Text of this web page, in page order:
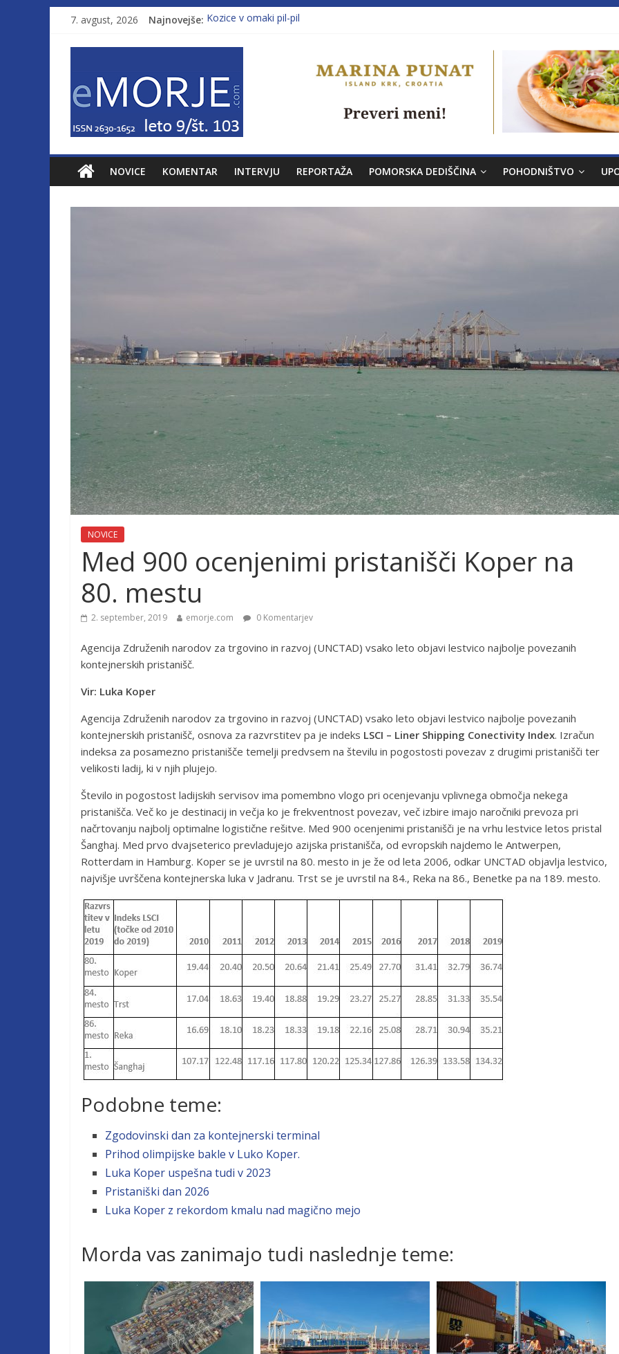
7. avgust, 2026 Najnovejše: Kozice v omaki pil-pil
Od morja do gorja 11
Poletje, ki ponuja več
NOVICE KOMENTAR INTERVJU REPORTAŽA POMORSKA DEDIŠČINA POHODNIŠTVO
NOVICE
Med 900 ocenjenimi pristanišči Koper na
80. mestu
2. september, 2019 emorje.com 0 Komentarjev
Agencija Združenih narodov za trgovino in razvoj (UNCTAD) vsako leto objavi lestvico najbolje povezanih
kontejnerskih pristanišč.
Vir: Luka Koper
Agencija Združenih narodov za trgovino in razvoj (UNCTAD) vsako leto objavi lestvico najbolje povezanih
kontejnerskih pristanišč, osnova za razvrstitev pa je indeks LSCI – Liner Shipping Conectivity Index. Izračun
indeksa za posamezno pristanišče temelji predvsem na številu in pogostosti povezav z drugimi pristanišči ter
velikosti ladij, ki v njih plujejo.
Število in pogostost ladijskih servisov ima pomembno vlogo pri ocenjevanju vplivnega območja nekega
pristanišča. Več ko je destinacij in večja ko je frekventnost povezav, več izbire imajo naročniki prevoza pri
načrtovanju najbolj optimalne logistične rešitve. Med 900 ocenjenimi pristanišči je na vrhu lestvice letos pristal
Šanghaj. Med prvo dvajseterico prevladujejo azijska pristanišča, od evropskih najdemo le Antwerpen,
Rotterdam in Hamburg. Koper se je uvrstil na 80. mesto in je že od leta 2006, odkar UNCTAD objavlja lestvico,
najvišje uvrščena kontejnerska luka v Jadranu. Trst se je uvrstil na 84., Reka na 86., Benetke pa na 189. mesto.
Podobne teme:
Zgodovinski dan za kontejnerski terminal
Prihod olimpijske bakle v Luko Koper.
Luka Koper uspešna tudi v 2023
Pristaniški dan 2026
Luka Koper z rekordom kmalu nad magično mejo
Morda vas zanimajo tudi naslednje teme: